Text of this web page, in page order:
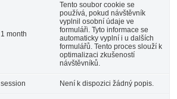
1 month
Tento soubor cookie se
používá, pokud návštěvník
vyplnil osobní údaje ve
formuláři. Tyto informace se
automaticky vyplní i u dalších
formulářů. Tento proces slouží k
optimalizaci zkušeností
návštěvníků.
session Není k dispozici žádný popis.